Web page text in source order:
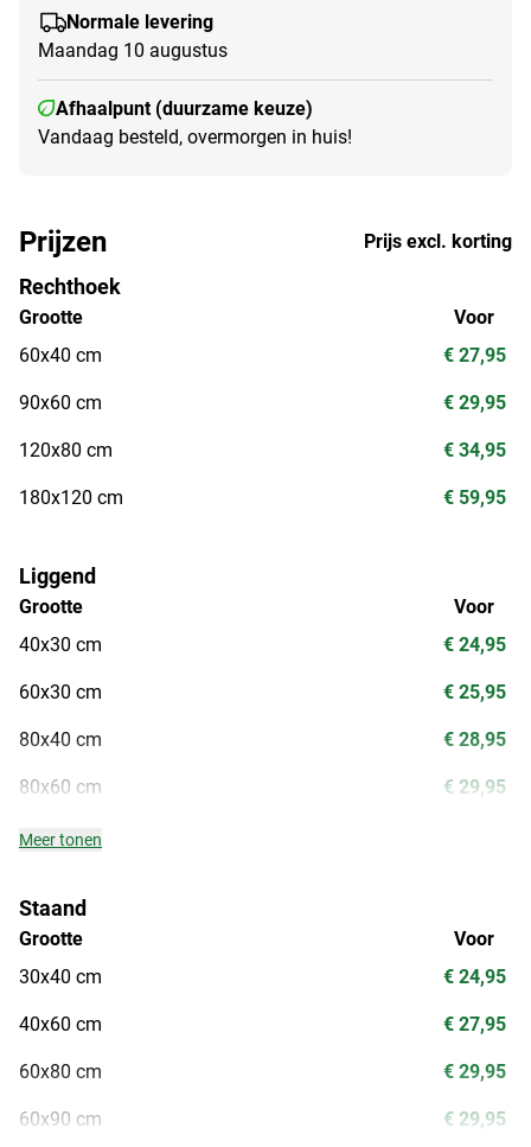
Normale levering
Maandag 10 augustus
Afhaalpunt (duurzame keuze)
Vandaag besteld, overmorgen in huis!
Prijzen Prijs excl. korting
Rechthoek
Grootte
60x40 cm
90x60 cm
120x80 cm
180x120 cm
Voor
€ 27,95
€ 29,95
€ 34,95
€ 59,95
Liggend
Grootte
40x30 cm
60x30 cm
80x40 cm
80x60 cm
Voor
€ 24,95
€ 25,95
€ 28,95
€ 29,95
Meer tonen
Staand
Grootte
30x40 cm
40x60 cm
60x80 cm
60x90 cm
Voor
€ 24,95
€ 27,95
€ 29,95
€ 29,95